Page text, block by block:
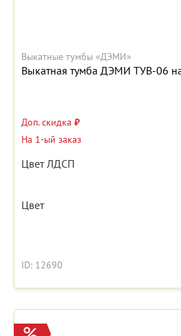
Выкатные тумбы «ДЭМИ»
Выкатная тумба ДЭМИ ТУВ-06
Доп. скидка ₽
На 1-ый заказ
Цвет ЛДСП
Цвет
ID: 12690